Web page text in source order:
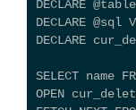
DECLARE
DECLARE @sql
DECLARE
SELECT name
OPEN